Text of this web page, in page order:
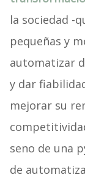
la sociedad -
pequeñas y
automatizar
y dar
mejorar su
seno de una
de